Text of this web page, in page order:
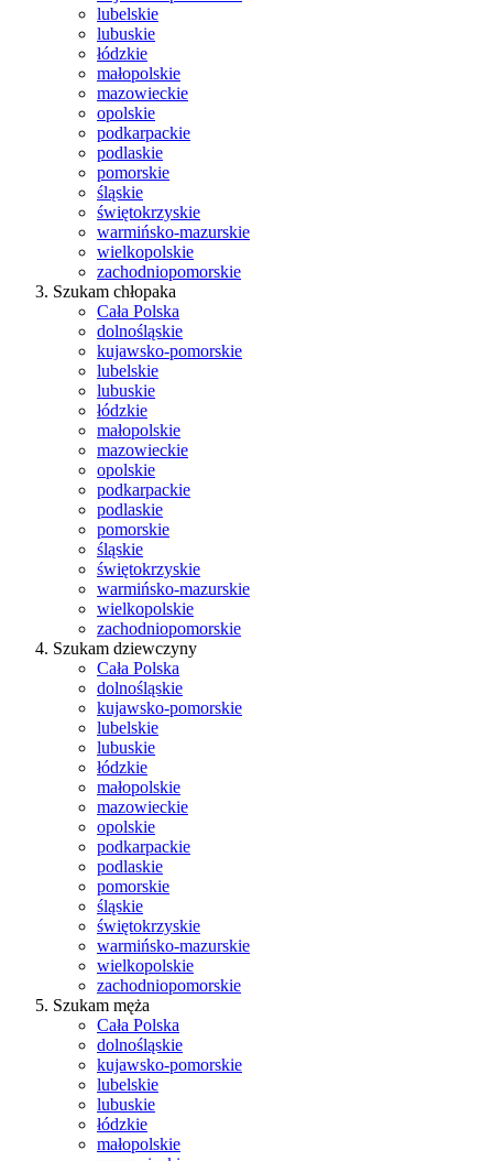
lubelskie
lubuskie
łódzkie
małopolskie
mazowieckie
opolskie
podkarpackie
podlaskie
pomorskie
śląskie
świętokrzyskie
warmińsko-mazurskie
wielkopolskie
zachodniopomorskie
Szukam chłopaka
Cała Polska
dolnośląskie
kujawsko-pomorskie
lubelskie
lubuskie
łódzkie
małopolskie
mazowieckie
opolskie
podkarpackie
podlaskie
pomorskie
śląskie
świętokrzyskie
warmińsko-mazurskie
wielkopolskie
zachodniopomorskie
Szukam dziewczyny
Cała Polska
dolnośląskie
kujawsko-pomorskie
lubelskie
lubuskie
łódzkie
małopolskie
mazowieckie
opolskie
podkarpackie
podlaskie
pomorskie
śląskie
świętokrzyskie
warmińsko-mazurskie
wielkopolskie
zachodniopomorskie
Szukam męża
Cała Polska
dolnośląskie
kujawsko-pomorskie
lubelskie
lubuskie
łódzkie
małopolskie